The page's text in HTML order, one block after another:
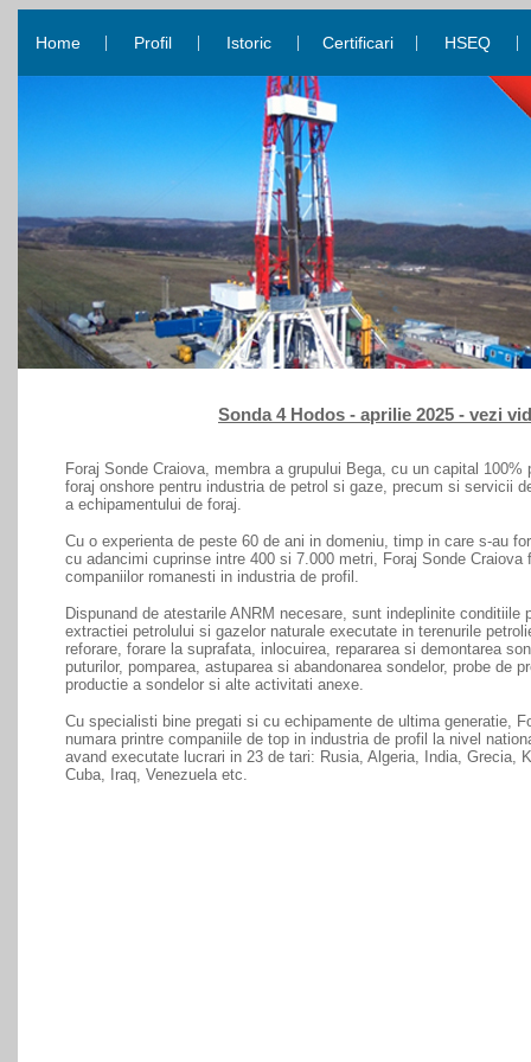
Home | Profil | Istoric | Certificari | HSEQ |
Sonda 4 Hodos - aprilie 2025 - vezi
Foraj Sonde Craiova, membra a grupului Bega, cu un capital
foraj onshore pentru industria de petrol si gaze, precum si servicii
a echipamentului de foraj.
Cu o experienta de peste 60 de ani in domeniu, timp in care s-au
cu adancimi cuprinse intre 400 si 7.000 metri, Foraj Sonde Craiova
companiilor romanesti in industria de profil.
Dispunand de atestarile ANRM necesare, sunt indeplinite conditiile
extractiei petrolului si gazelor naturale executate in terenurile
reforare, forare la suprafata, inlocuirea, repararea si demontarea
puturilor, pomparea, astuparea si abandonarea sondelor, probe de
productie a sondelor si alte activitati anexe.
Cu specialisti bine pregati si cu echipamente de ultima generatie,
numara printre companiile de top in industria de profil la nivel
avand executate lucrari in 23 de tari: Rusia, Algeria, India, Grecia,
Cuba, Iraq, Venezuela etc.